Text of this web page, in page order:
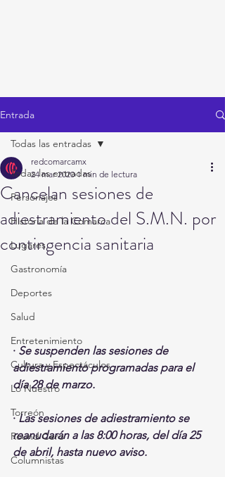
Entrada
Todas las entradas
Personajes
Historia de la Comarca
Lugares
Gastronomía
Deportes
Salud
Entretenimiento
Cultura y Espectáculos
Lo Nuestro
Torreón
Round Cero
Columnistas
Todas las entradas
Cancelan sesiones de
adiestramiento del S.M.N. por
contingencia sanitaria
redcomarcamx
24 mar 2020 1 min de lectura
· Se suspenden las sesiones de
adiestramiento programadas para el
día 28 de marzo.
· Las sesiones de adiestramiento se
reanudarán a las 8:00 horas, del día 25
de abril, hasta nuevo aviso.